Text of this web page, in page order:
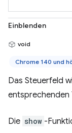
Einblenden
void
Chrome 140 und
Das Steuerfeld
entsprechenden
Die show -